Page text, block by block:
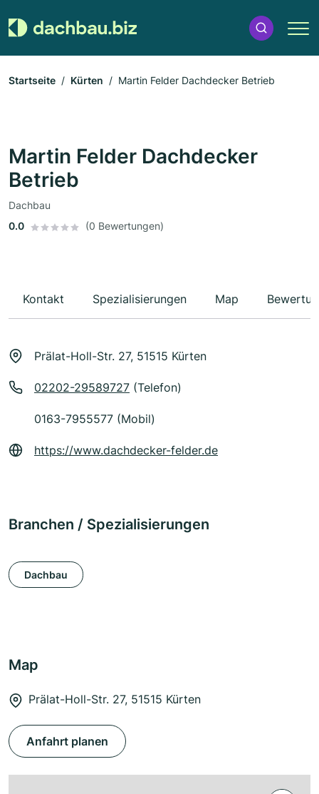
Startseite Kürten Martin Felder Dachdecker Betrieb
Martin Felder Dachdecker
Betrieb
Dachbau
0.0
(0 Bewertungen)
Kontakt Spezialisierungen Map
Prälat-Holl-Str. 27, 51515 Kürten
02202-29589727 (Telefon)
0163-7955577 (Mobil)
https://www.dachdecker-felder.de
Branchen / Spezialisierungen
Dachbau
Map
Prälat-Holl-Str. 27, 51515 Kürten
Anfahrt planen